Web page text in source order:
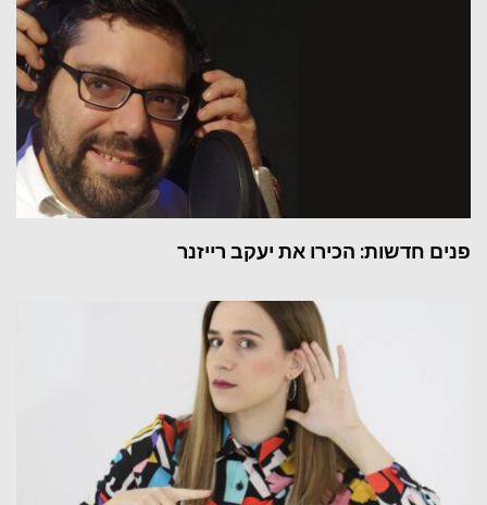
פנים חדשות: הכירו את יעקב רייזנר